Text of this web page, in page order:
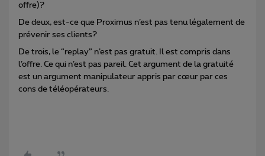
offre)?
De deux, est-ce que Proximus n’est pas tenu légalement de
prévenir ses clients?
De trois, le “replay” n’est pas gratuit. Il est compris dans
l’offre. Ce qui n’est pas pareil. Cet argument de la gratuité
est un argument manipulateur appris par cœur par ces
cons de téléopérateurs.